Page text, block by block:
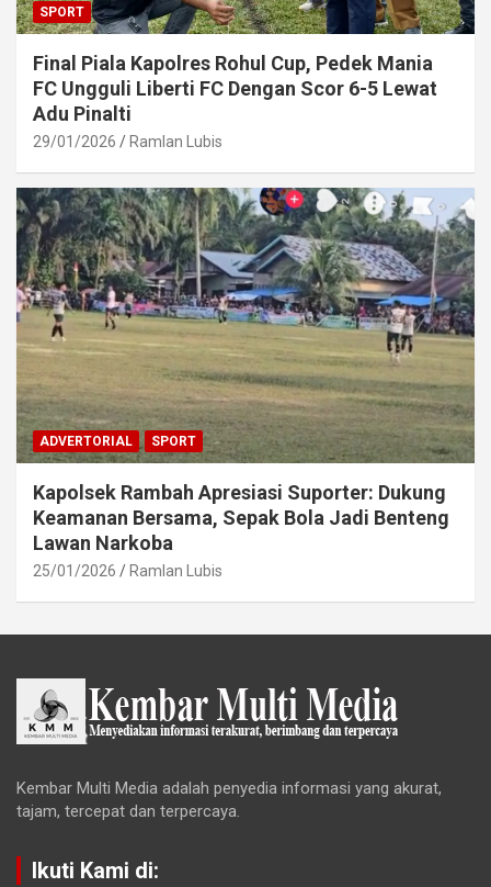
SPORT
Final Piala Kapolres Rohul Cup, Pedek Mania
FC Ungguli Liberti FC Dengan Scor 6-5 Lewat
Adu Pinalti
29/01/2026 Ramlan Lubis
ADVERTORIAL SPORT
Kapolsek Rambah Apresiasi Suporter: Dukung
Keamanan Bersama, Sepak Bola Jadi Benteng
Lawan Narkoba
25/01/2026 Ramlan Lubis
Kembar Multi Media adalah penyedia informasi yang akurat,
tajam, tercepat dan terpercaya.
Ikuti Kami di: